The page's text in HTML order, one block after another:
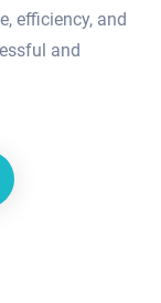
efficiency, and
and